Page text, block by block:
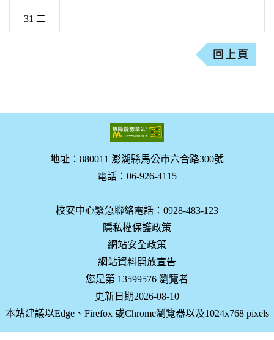
31 二
回上頁
地址：880011 澎湖縣馬公市六合路300號
電話：06-926-4115
校安中心緊急聯絡電話：0928-483-123
隱私權保護政策
網站安全政策
網站資料開放宣告
您是第 13599576 瀏覽者
更新日期2026-08-10
本站建議以Edge、Firefox 或Chrome瀏覽器以及1024x768 pixels